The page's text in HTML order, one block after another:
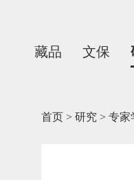
藏品 文保
首页 > 研究 > 专家